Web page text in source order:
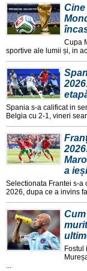
Cupa
sportive ale lumii și, in
Spania s-a calificat in
Belgia cu 2-1, vineri
a
Selectionata Frantei s-a
2026, dupa ce a invins
Fostul
...